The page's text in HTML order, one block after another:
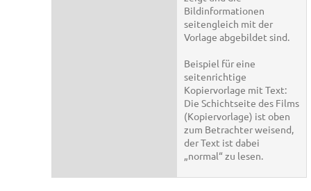
Bildinformationen
seitengleich mit der
Vorlage abgebildet sind.
Beispiel für eine
seitenrichtige
Kopiervorlage mit Text:
Die Schichtseite des Films
(Kopiervorlage) ist oben
zum Betrachter weisend,
der Text ist dabei
„normal“ zu lesen.